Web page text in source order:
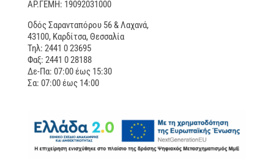
ΑΡ.ΓΕΜΗ: 19092031000
Οδός Σαρανταπόρου 56 & Λαχανά,
43100, Καρδίτσα, Θεσσαλία
Τηλ: 2441 0 23695
Φαξ: 2441 0 28188
Δε-Πα: 07:00 έως 15:30
Σα: 07:00 έως 14:00